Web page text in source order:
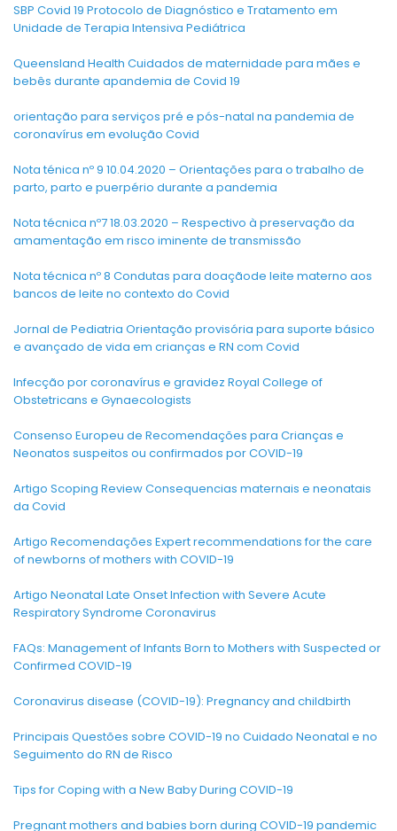
SBP Covid 19 Protocolo de Diagnóstico e Tratamento em
Unidade de Terapia Intensiva Pediátrica
Queensland Health Cuidados de maternidade para mães e
bebês durante apandemia de Covid 19
orientação para serviços pré e pós-natal na pandemia de
coronavírus em evolução Covid
Nota ténica nº 9 10.04.2020 – Orientações para o trabalho de
parto, parto e puerpério durante a pandemia
Nota técnica nº7 18.03.2020 – Respectivo à preservação da
amamentação em risco iminente de transmissão
Nota técnica nº 8 Condutas para doaçãode leite materno aos
bancos de leite no contexto do Covid
Jornal de Pediatria Orientação provisória para suporte básico
e avançado de vida em crianças e RN com Covid
Infecção por coronavírus e gravidez Royal College of
Obstetricans e Gynaecologists
Consenso Europeu de Recomendações para Crianças e
Neonatos suspeitos ou confirmados por COVID-19
Artigo Scoping Review Consequencias maternais e neonatais
da Covid
Artigo Recomendações Expert recommendations for the care
of newborns of mothers with COVID-19
Artigo Neonatal Late Onset Infection with Severe Acute
Respiratory Syndrome Coronavirus
FAQs: Management of Infants Born to Mothers with Suspected or
Confirmed COVID-19
Coronavirus disease (COVID-19): Pregnancy and childbirth
Principais Questões sobre COVID-19 no Cuidado Neonatal e no
Seguimento do RN de Risco
Tips for Coping with a New Baby During COVID-19
Pregnant mothers and babies born during COVID-19 pandemic